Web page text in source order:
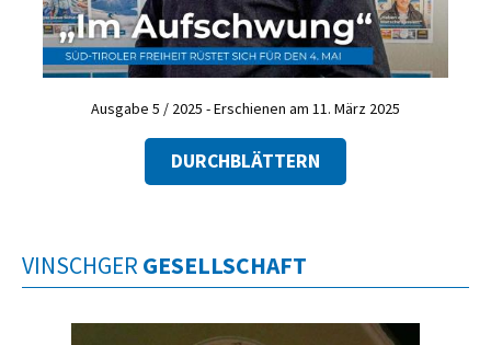
Ausgabe 5 / 2025 - Erschienen am 11. März 2025
DURCHBLÄTTERN
VINSCHGER GESELLSCHAFT